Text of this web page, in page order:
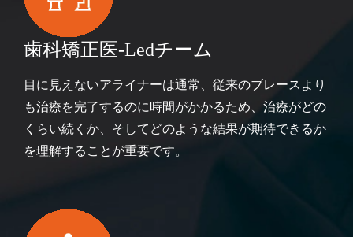
歯科矯正医-Ledチーム
目に見えないアライナーは通常、従来のブレースより
も治療を完了するのに時間がかかるため、治療がどの
くらい続くか、そしてどのような結果が期待できるか
を理解することが重要です。